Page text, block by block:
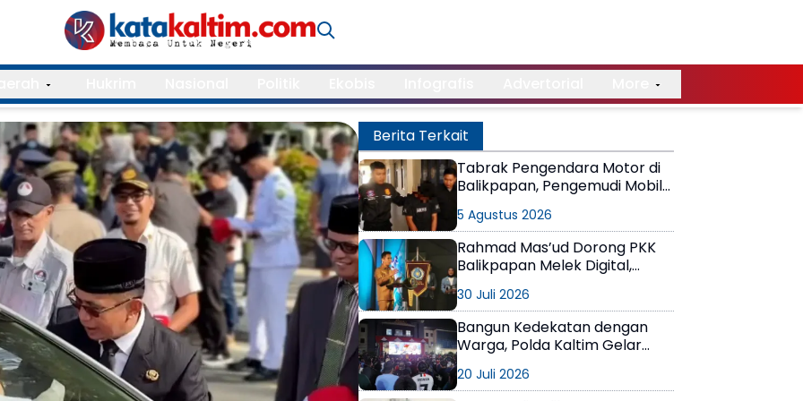
Berita Terkait
Tabrak Pengendara Motor di
Balikpapan, Pengemudi Mobil
5 Agustus 2026
Rahmad Mas’ud Dorong PKK
Balikpapan Melek Digital,
Keluarga
30 Juli 2026
Bangun Kedekatan dengan
Warga, Polda Kaltim Gelar
Penuh Kebersamaan
20 Juli 2026